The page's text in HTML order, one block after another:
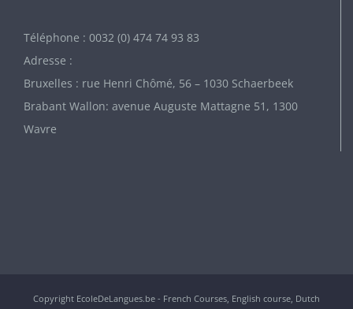
Téléphone : 0032 (0) 474 74 93 83
Adresse :
Bruxelles : rue Henri Chômé, 56 – 1030 Schaerbeek
Brabant Wallon: avenue Auguste Mattagne 51, 1300
Wavre
Copyright EcoleDeLangues.be - French Courses, English course, Dutch